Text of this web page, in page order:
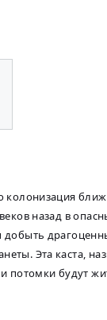
назад в
добыть
Эта каста,
потомки будут